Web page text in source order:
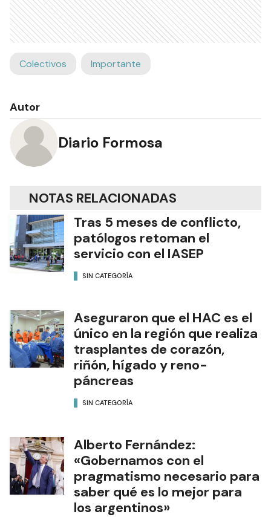
Colectivos Importante
Autor
Diario Formosa
NOTAS RELACIONADAS
Tras 5 meses de conflicto,
patólogos retoman el
servicio con el IASEP
SIN CATEGORÍA
Aseguraron que el HAC es el
único en la región que realiza
trasplantes de corazón,
riñón, hígado y reno-
páncreas
SIN CATEGORÍA
Alberto Fernández:
«Gobernamos con el
pragmatismo necesario para
saber qué es lo mejor para
los argentinos»